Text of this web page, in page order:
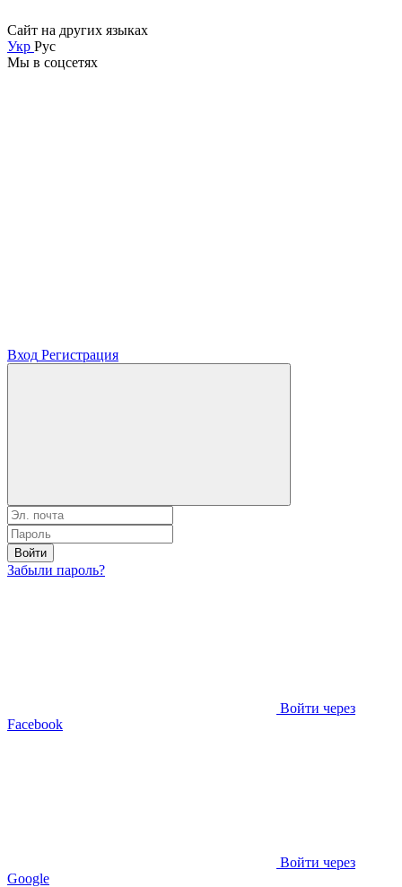
Сайт на других языках
Укр Рус
Мы в соцсетях
Вход Регистрация
Войти
Забыли пароль?
Войти через
Facebook
Войти через
Google